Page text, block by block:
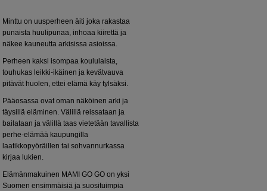
Minttu on uusperheen äiti joka rakastaa
punaista huulipunaa, inhoaa kiirettä ja
näkee kauneutta arkisissa asioissa.
Perheen kaksi isompaa koululaista,
touhukas leikki-ikäinen ja kevätvauva
pitävät huolen, ettei elämä käy tylsäksi.
Pääosassa ovat oman näköinen arki ja
täysillä eläminen. Välillä reissataan ja
bailataan ja välillä taas vietetään tavallista
perhe-elämää kaupungilla
laatikkopyöräillen tai sohvannurkassa
kirjaa lukien.
Elämänmakuinen MAMI GO GO on yksi
Suomen ensimmäisiä ja suosituimpia